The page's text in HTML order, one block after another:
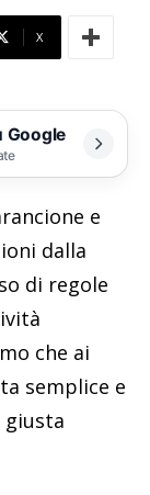
X
Google
e
dalla
di regole
che ai
semplice e
giusta